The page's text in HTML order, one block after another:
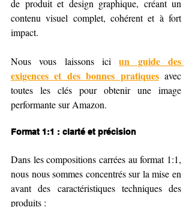
de produit et design graphique, créant un
contenu visuel complet, cohérent et à fort
impact.
Nous vous laissons ici un guide des
exigences et des bonnes pratiques avec
toutes les clés pour obtenir une image
performante sur Amazon.
Format 1:1 : clarté et précision
Dans les compositions carrées au format 1:1,
nous nous sommes concentrés sur la mise en
avant des caractéristiques techniques des
produits :